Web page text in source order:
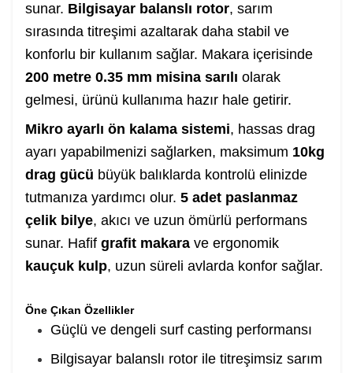
sunar. Bilgisayar balanslı rotor, sarım
sırasında titreşimi azaltarak daha stabil ve
konforlu bir kullanım sağlar. Makara içerisinde
200 metre 0.35 mm misina sarılı olarak
gelmesi, ürünü kullanıma hazır hale getirir.
Mikro ayarlı ön kalama sistemi, hassas drag
ayarı yapabilmenizi sağlarken, maksimum 10kg
drag gücü büyük balıklarda kontrolü elinizde
tutmanıza yardımcı olur. 5 adet paslanmaz
çelik bilye, akıcı ve uzun ömürlü performans
sunar. Hafif grafit makara ve ergonomik
kauçuk kulp, uzun süreli avlarda konfor sağlar.
Öne Çıkan Özellikler
Güçlü ve dengeli surf casting performansı
Bilgisayar balanslı rotor ile titreşimsiz sarım